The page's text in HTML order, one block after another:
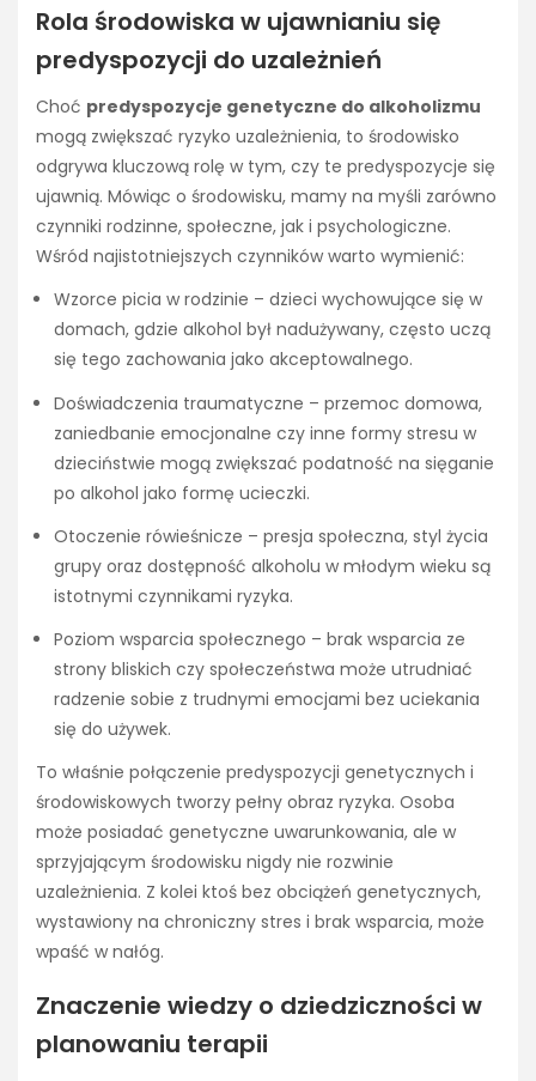
Rola środowiska w ujawnianiu się
predyspozycji do uzależnień
Choć predyspozycje genetyczne do alkoholizmu
mogą zwiększać ryzyko uzależnienia, to środowisko
odgrywa kluczową rolę w tym, czy te predyspozycje się
ujawnią. Mówiąc o środowisku, mamy na myśli zarówno
czynniki rodzinne, społeczne, jak i psychologiczne.
Wśród najistotniejszych czynników warto wymienić:
Wzorce picia w rodzinie – dzieci wychowujące się w
domach, gdzie alkohol był nadużywany, często uczą
się tego zachowania jako akceptowalnego.
Doświadczenia traumatyczne – przemoc domowa,
zaniedbanie emocjonalne czy inne formy stresu w
dzieciństwie mogą zwiększać podatność na sięganie
po alkohol jako formę ucieczki.
Otoczenie rówieśnicze – presja społeczna, styl życia
grupy oraz dostępność alkoholu w młodym wieku są
istotnymi czynnikami ryzyka.
Poziom wsparcia społecznego – brak wsparcia ze
strony bliskich czy społeczeństwa może utrudniać
radzenie sobie z trudnymi emocjami bez uciekania
się do używek.
To właśnie połączenie predyspozycji genetycznych i
środowiskowych tworzy pełny obraz ryzyka. Osoba
może posiadać genetyczne uwarunkowania, ale w
sprzyjającym środowisku nigdy nie rozwinie
uzależnienia. Z kolei ktoś bez obciążeń genetycznych,
wystawiony na chroniczny stres i brak wsparcia, może
wpaść w nałóg.
Znaczenie wiedzy o dziedziczności w
planowaniu terapii